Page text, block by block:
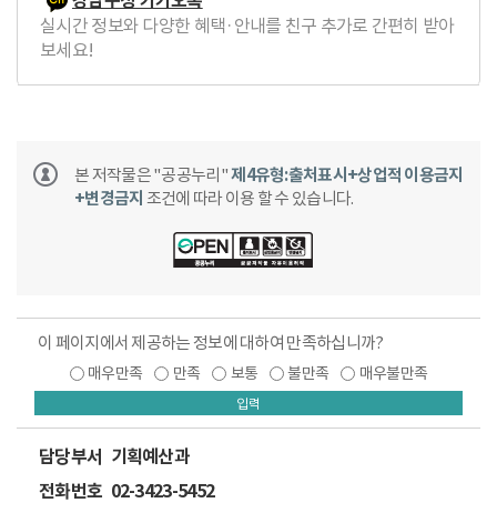
실시간 정보와 다양한 혜택·안내를 친구 추가로 간편히 받아
보세요!
본 저작물은 "공공누리"제4유형:출처표시+상업적 이용금지
+변경금지 조건에 따라 이용 할 수 있습니다.
이 페이지에서 제공하는 정보에 대하여 만족하십니까?
매우만족 만족 보통 불만족 매우불만족
입력
담당부서 기획예산과
전화번호 02-3423-5452